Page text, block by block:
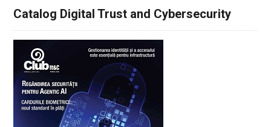
Catalog Digital Trust and Cybersecurity